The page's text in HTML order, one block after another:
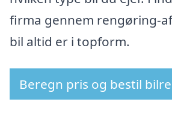
firma gennem rengøring-
bil altid er i topform.
Beregn pris og bestil